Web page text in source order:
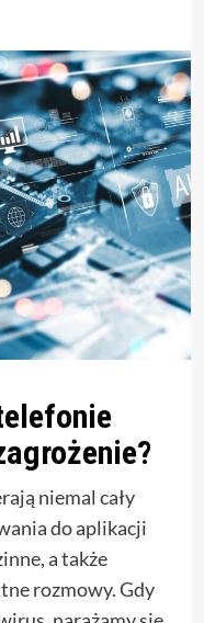
niemal cały
do aplikacji
a także
rozmowy. Gdy